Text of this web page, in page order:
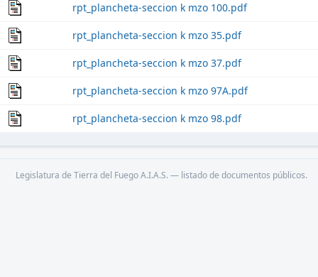
rpt_plancheta-seccion k mzo 100.pdf
rpt_plancheta-seccion k mzo 35.pdf
rpt_plancheta-seccion k mzo 37.pdf
rpt_plancheta-seccion k mzo 97A.pdf
rpt_plancheta-seccion k mzo 98.pdf
Legislatura de Tierra del Fuego A.I.A.S. — listado de documentos públicos.